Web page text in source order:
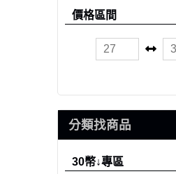
價格區間
分類找商品
30幣↓專區